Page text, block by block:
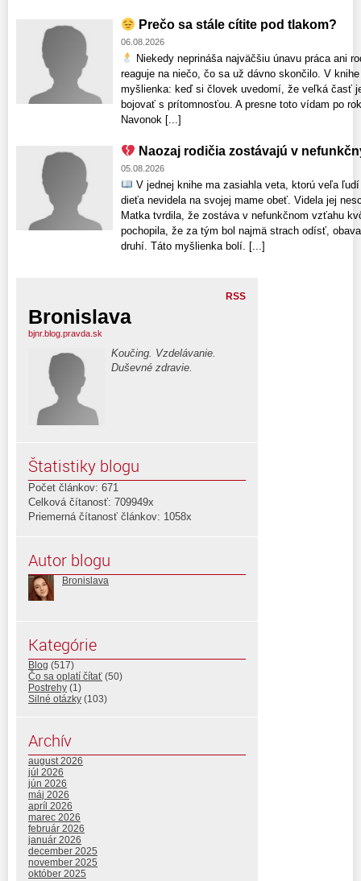
Prečo sa stále cítite pod tlakom?
06.08.2026
Niekedy neprináša najväčšiu únavu práca ani
reaguje na niečo, čo sa už dávno skončilo. V
myšlienka: keď si človek uvedomí, že veľká časť
bojovať s prítomnosťou. A presne toto vídam po
Navonok [...]
Naozaj rodičia zostávajú v
05.08.2026
V jednej knihe ma zasiahla veta, ktorú veľa
dieťa nevidela na svojej mame obeť. Videla jej
Matka tvrdila, že zostáva v nefunkčnom vzťahu
pochopila, že za tým bol najmä strach odísť,
druhí. Táto myšlienka bolí. [...]
RSS
Bronislava
bjnr.blog.pravda.sk
Koučing. Vzdelávanie.
Duševné zdravie.
Štatistiky blogu
Počet článkov: 671
Celková čítanosť: 709949x
Priemerná čítanosť článkov: 1058x
Autor blogu
Bronislava
Kategórie
Blog (517)
Čo sa oplatí čítať (50)
Postrehy (1)
Silné otázky (103)
Archív
august 2026
júl 2026
jún 2026
máj 2026
apríl 2026
marec 2026
február 2026
január 2026
december 2025
november 2025
október 2025